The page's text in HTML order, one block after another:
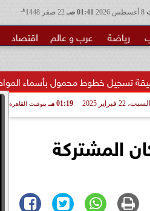
01:41 صـ هـ
رياضة عرب و عالم اقتصاد
بأسماء المواطنين دون...
السبت، 22 فبراير 2025 01:19 مـ بتوقيت القاهرة
المشتركة